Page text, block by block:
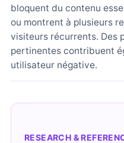
bloquent du contenu
ou montrent à plusieurs
visiteurs récurrents. Des
pertinentes contribuent
utilisateur négative.
RESEARCH &